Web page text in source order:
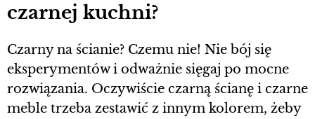
czarnej kuchni?
Czarny na ścianie? Czemu nie! Nie bój się
eksperymentów i odważnie sięgaj po mocne
rozwiązania. Oczywiście czarną ścianę i czarne
meble trzeba zestawić z innym kolorem, żeby